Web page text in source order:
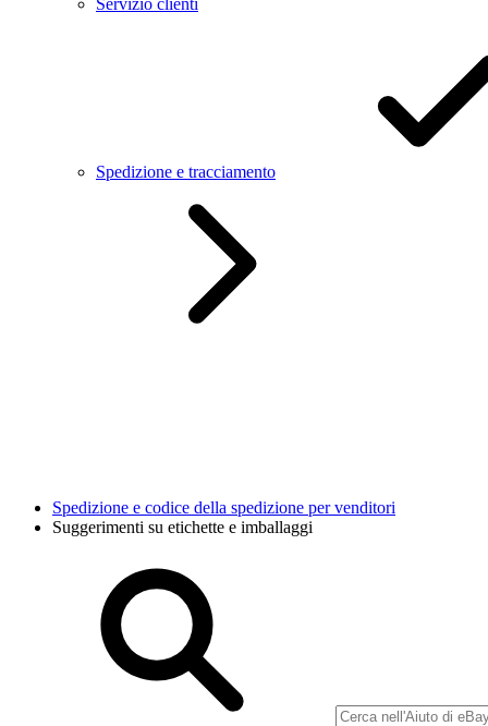
Servizio clienti
Spedizione e tracciamento
Spedizione e codice della spedizione per venditori
Suggerimenti su etichette e imballaggi